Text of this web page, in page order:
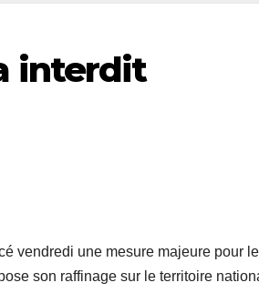
interdit
vendredi une mesure majeure pour le
son raffinage sur le territoire